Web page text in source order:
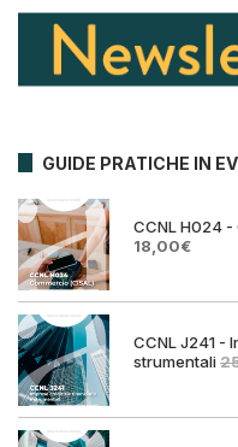
GUIDE PRATICHE IN
CCNL H024 -
Il
era:
18,00€Il
è:
CCNL J241 -
strumentali